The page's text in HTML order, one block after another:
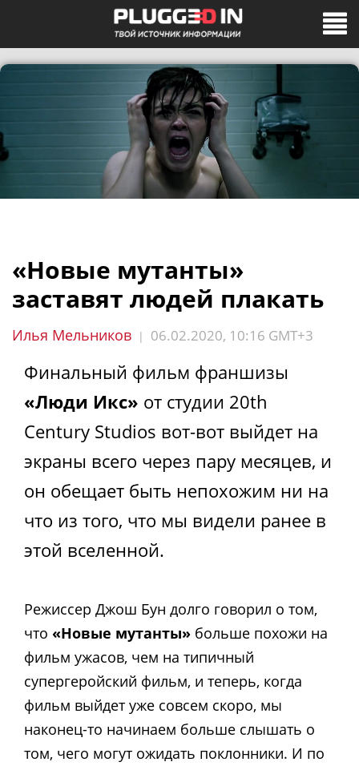
«Новые мутанты»
заставят людей плакать
Илья Мельников | 06.02.2020, 10:16 GMT+3
Финальный фильм франшизы
«Люди Икс» от студии 20th
Century Studios вот-вот выйдет на
экраны всего через пару месяцев, и
он обещает быть непохожим ни на
что из того, что мы видели ранее в
этой вселенной.
Режиссер Джош Бун долго говорил о том,
что «Новые мутанты» больше похожи на
фильм ужасов, чем на типичный
супергеройский фильм, и теперь, когда
фильм выйдет уже совсем скоро, мы
наконец-то начинаем больше слышать о
том, чего могут ожидать поклонники. И по